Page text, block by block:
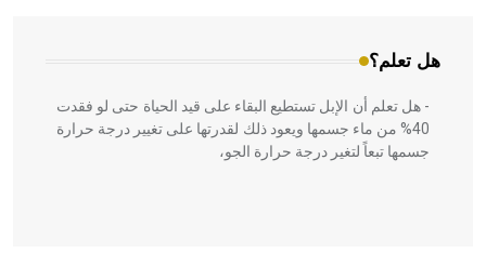
هل تعلم؟
- هل تعلم أن الإبل تستطيع البقاء على قيد الحياة حتى لو فقدت
40% من ماء جسمها ويعود ذلك لقدرتها على تغيير درجة حرارة
جسمها تبعاً لتغير درجة حرارة الجو،